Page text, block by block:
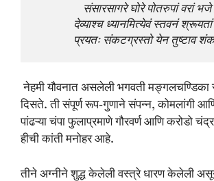
संसारसागरे घोरे पोतरुपां वरां
देव्याश्च ध्यानमित्येवं स्तवनं
प्रयतः संकटग्रस्तो येन तुष्टाव
नेहमी यौवनात असलेली भगवती मङ्गलचण्डिका
दिसते. ती संपूर्ण रूप-गुणाने संपन्न, कोमलांगी
पांढऱ्या चंपा फुलाप्रमाणे गौरवर्ण आणि करोडो
हीची कांती मनोहर आहे.
तीने अग्नीने शुद्ध केलेली वस्त्रे धारण केलेली